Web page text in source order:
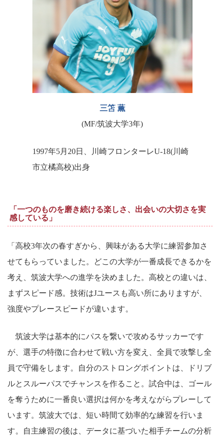
三笘 薫
(MF/筑波大学3年)
1997年5月20日、川崎フロンターレU-18(川崎
市立橘高校)出身
「一つのものを磨き続ける楽しさ、出会いの大切さを実
感している」
「高校3年次の春すぎから、興味がある大学に練習参加さ
せてもらっていました。どこの大学が一番成長できるかを
考え、筑波大学への進学を決めました。高校との違いは、
まずスピード感。技術はJユースも高い所にありますが、
強度やプレースピードが違います。
筑波大学は基本的にパスを繋いで攻めるサッカーです
が、選手の特徴に合わせて戦い方を変え、全員で攻撃し全
員で守備をします。自分のストロングポイントは、ドリブ
ルとスルーパスでチャンスを作ること。試合中は、ゴール
を奪うために一番良い選択は何かを考えながらプレーして
います。筑波大では、短い時間て効率的な練習を行いま
す。自主練習の後は、データに基づいた相手チームの分析